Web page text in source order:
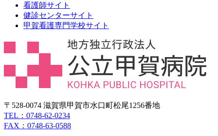
看護師サイト
健診センターサイト
甲賀看護専門学校サイト
〒528-0074 滋賀県甲賀市水口町松尾1256番地
TEL：0748-62-0234
FAX：0748-63-0588